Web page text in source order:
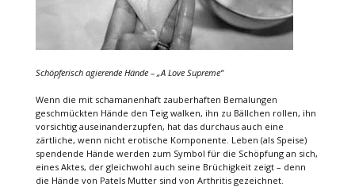
Schöpferisch agierende Hände – „A Love Supreme“
Wenn die mit schamanenhaft zauberhaften Bemalungen
geschmückten Hände den Teig walken, ihn zu Bällchen rollen, ihn
vorsichtig auseinanderzupfen, hat das durchaus auch eine
zärtliche, wenn nicht erotische Komponente. Leben (als Speise)
spendende Hände werden zum Symbol für die Schöpfung an sich,
eines Aktes, der gleichwohl auch seine Brüchigkeit zeigt – denn
die Hände von Patels Mutter sind von Arthritis gezeichnet.